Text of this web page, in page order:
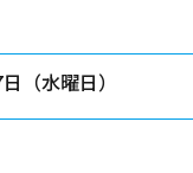
（水曜日）